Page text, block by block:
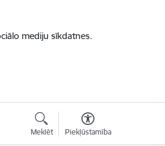
mediju sīkdatnes.
Meklēt Piekļūstamība